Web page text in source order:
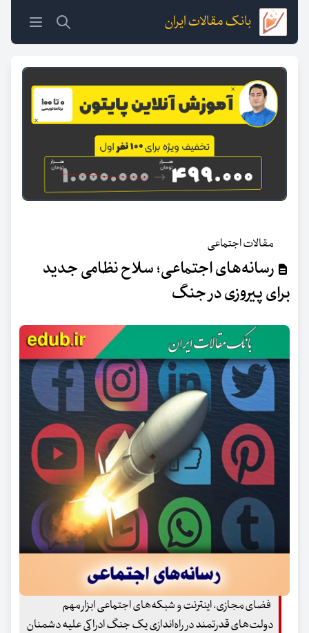
بانک مقالات ایران
مقالات اجتماعی
رسانه‌های اجتماعی؛ سلاح نظامی جدید
برای پیروزی در جنگ‌
فضای مجازی، اینترنت و شبکه‌های اجتماعی ابزار مهم
دولت‌های قدرتمند در راه‌اندازی یک جنگ ادراکی علیه دشمنان